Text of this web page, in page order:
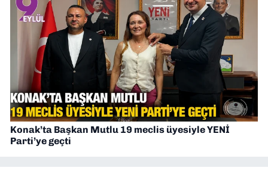
Konak’ta Başkan Mutlu 19 meclis üyesiyle YENİ
Parti’ye geçti